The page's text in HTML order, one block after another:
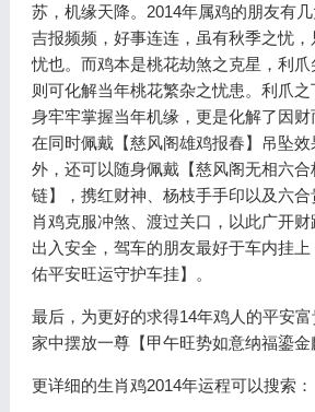
苏，机缘天降。2014年属鸡的朋友有
吉报频频，好事连连，虽有秋季之忧
忧也。而鸡本是桃花劫煞之克星，利爪
则可化解当年桃花繁杂之忧患。利爪
身牢牢掌握当年机缘，更是化解了因
在同时佩戴【慈风阁雄鸡报春】吊坠
外，还可以随身佩戴【慈风阁无相六
链】，携红财神、杨枝手手印以及六
肖鸡克服冲煞、渡过关口，以此广开
出入安全，驾车的朋友最好于车内挂
佑平安旺运守护车挂】。
最后，为更好的求得14年鸡人的平安
家中摆放一尊【甲午旺势如意纳福鎏金
更详细的生肖鸡2014年运程可以搜索：